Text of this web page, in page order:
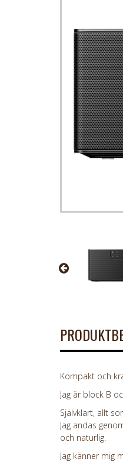
Kompakt och
Jag är block B
Självklart, allt
Jag andas
och naturlig.
Jag känner mig